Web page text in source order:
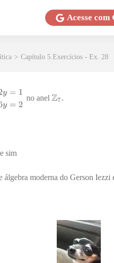
Acesse com
> Capítulo 5.Exercícios - Ex. 28
no anel
sim
moderna do Gerson Iezzi